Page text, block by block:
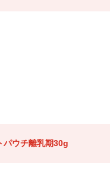
パウチ離乳期30g